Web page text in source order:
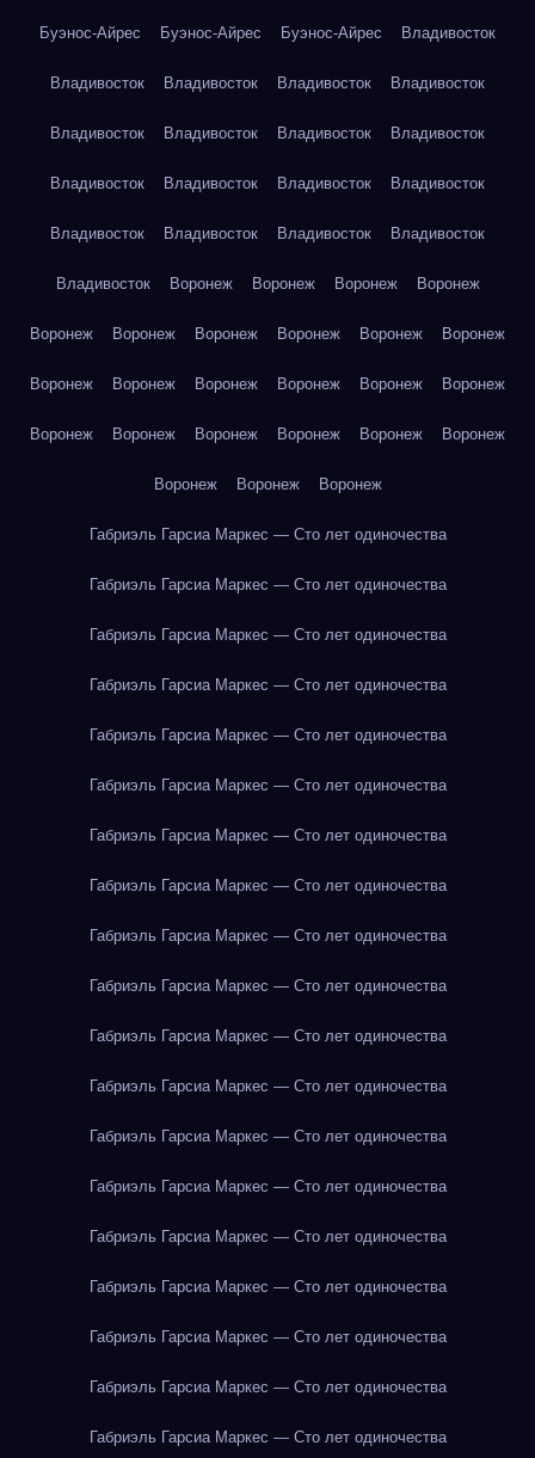
Буэнос-Айрес Буэнос-Айрес Буэнос-Айрес Владивосток
Владивосток Владивосток Владивосток Владивосток
Владивосток Владивосток Владивосток Владивосток
Владивосток Владивосток Владивосток Владивосток
Владивосток Владивосток Владивосток Владивосток
Владивосток Воронеж Воронеж Воронеж Воронеж
Воронеж Воронеж Воронеж Воронеж Воронеж Воронеж
Воронеж Воронеж Воронеж Воронеж Воронеж Воронеж
Воронеж Воронеж Воронеж Воронеж Воронеж Воронеж
Воронеж Воронеж Воронеж
Габриэль Гарсиа Маркес — Сто лет одиночества
Габриэль Гарсиа Маркес — Сто лет одиночества
Габриэль Гарсиа Маркес — Сто лет одиночества
Габриэль Гарсиа Маркес — Сто лет одиночества
Габриэль Гарсиа Маркес — Сто лет одиночества
Габриэль Гарсиа Маркес — Сто лет одиночества
Габриэль Гарсиа Маркес — Сто лет одиночества
Габриэль Гарсиа Маркес — Сто лет одиночества
Габриэль Гарсиа Маркес — Сто лет одиночества
Габриэль Гарсиа Маркес — Сто лет одиночества
Габриэль Гарсиа Маркес — Сто лет одиночества
Габриэль Гарсиа Маркес — Сто лет одиночества
Габриэль Гарсиа Маркес — Сто лет одиночества
Габриэль Гарсиа Маркес — Сто лет одиночества
Габриэль Гарсиа Маркес — Сто лет одиночества
Габриэль Гарсиа Маркес — Сто лет одиночества
Габриэль Гарсиа Маркес — Сто лет одиночества
Габриэль Гарсиа Маркес — Сто лет одиночества
Габриэль Гарсиа Маркес — Сто лет одиночества